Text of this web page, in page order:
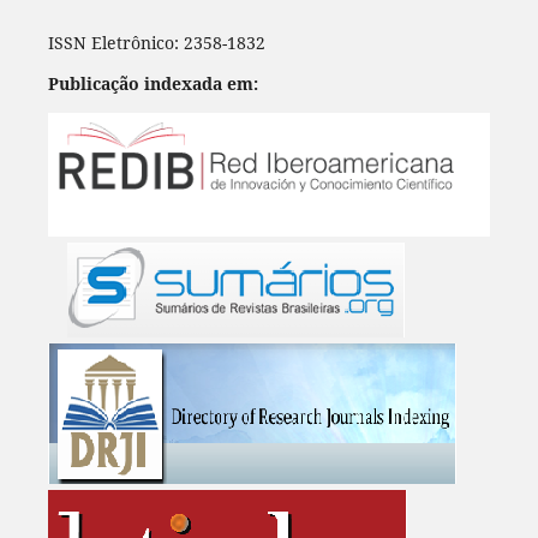
ISSN Eletrônico: 2358-1832
Publicação indexada em: